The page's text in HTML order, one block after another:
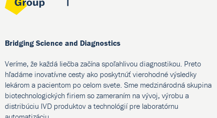
Bridging Science and Diagnostics
Veríme, že každá liečba začína spoľahlivou diagnostikou. Preto
hľadáme inovatívne cesty ako poskytnúť vierohodné výsledky
lekárom a pacientom po celom svete. Sme medzinárodná skupina
biotechnologických firiem so zameraním na vývoj, výrobu a
distribúciu IVD produktov a technológií pre laboratórnu